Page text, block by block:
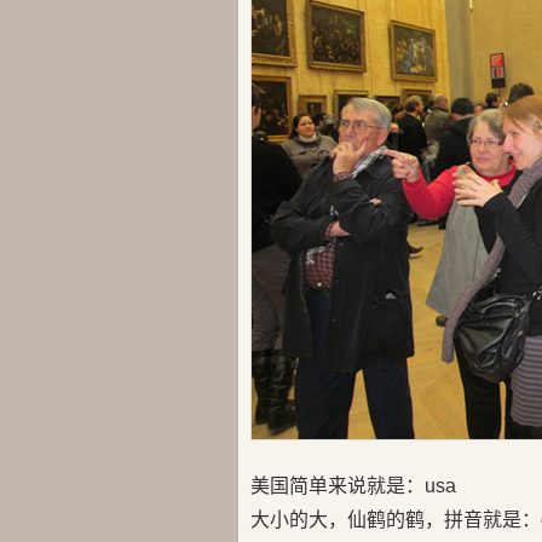
美国简单来说就是：usa
大小的大，仙鹤的鹤，拼音就是